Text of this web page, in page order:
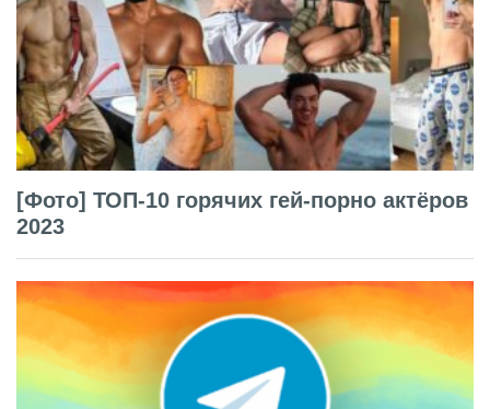
[Фото] ТОП-10 горячих гей-порно актёров
2023